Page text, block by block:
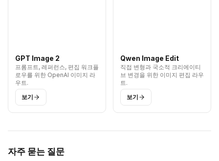
GPT Image 2
프롬프트, 레퍼런스, 편집 워크플
로우를 위한 OpenAI 이미지 라
우트.
보기
Qwen Image Edit
직접 변형과 국소적 크리에이티
브 변경을 위한 이미지 편집 라우
트.
보기
자주 묻는 질문